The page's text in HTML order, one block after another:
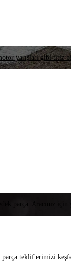
yarışları gibi titiz
parça. Aracınız
parça tekliflerimizi